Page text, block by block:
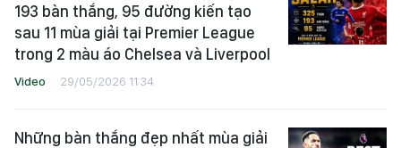
193 bàn thắng, 95 đường kiến tạo
sau 11 mùa giải tại Premier League
trong 2 màu áo Chelsea và Liverpool
Video 29/05/2026 11:34
Những bàn thắng đẹp nhất mùa giải